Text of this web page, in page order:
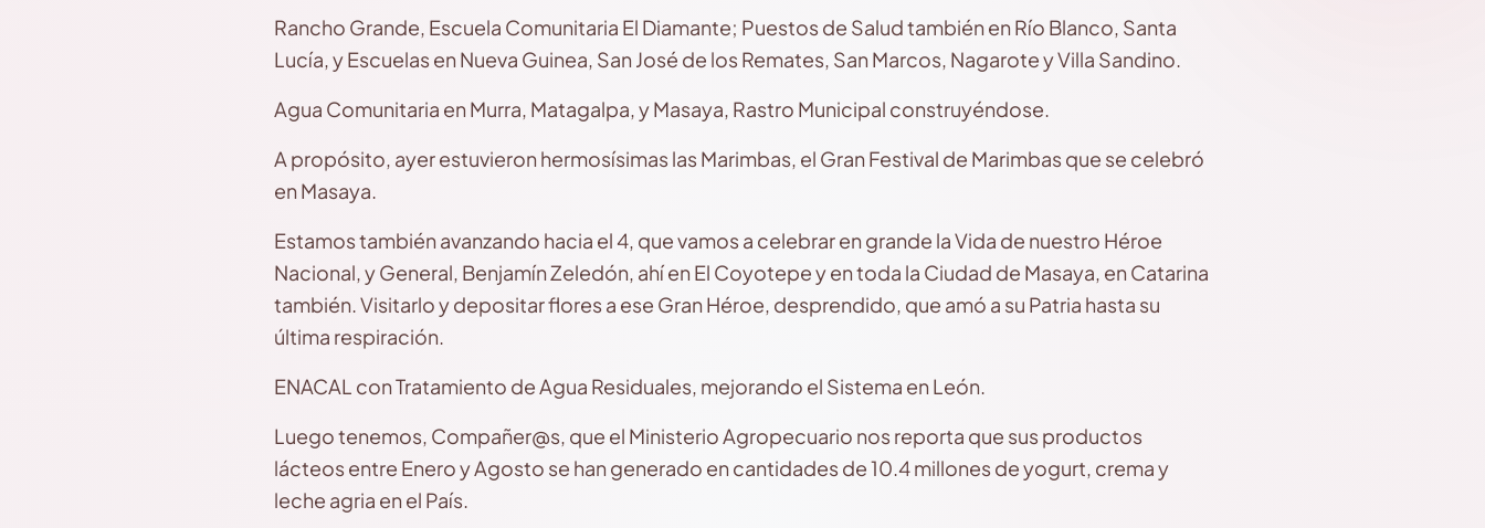
Rancho Grande, Escuela Comunitaria El Diamante; Puestos de Salud también en Río Blanco, Santa
Lucía, y Escuelas en Nueva Guinea, San José de los Remates, San Marcos, Nagarote y Villa Sandino.
Agua Comunitaria en Murra, Matagalpa, y Masaya, Rastro Municipal construyéndose.
A propósito, ayer estuvieron hermosísimas las Marimbas, el Gran Festival de Marimbas que se celebró
en Masaya.
Estamos también avanzando hacia el 4, que vamos a celebrar en grande la Vida de nuestro Héroe
Nacional, y General, Benjamín Zeledón, ahí en El Coyotepe y en toda la Ciudad de Masaya, en Catarina
también. Visitarlo y depositar flores a ese Gran Héroe, desprendido, que amó a su Patria hasta su
última respiración.
ENACAL con Tratamiento de Agua Residuales, mejorando el Sistema en León.
Luego tenemos, Compañer@s, que el Ministerio Agropecuario nos reporta que sus productos
lácteos entre Enero y Agosto se han generado en cantidades de 10.4 millones de yogurt, crema y
leche agria en el País.